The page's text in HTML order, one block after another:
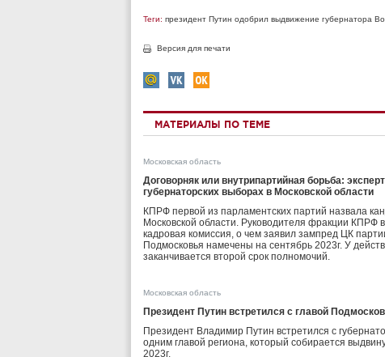
Теги: президент Путин одобрил выдвижение губернатора
Версия для печати
МАТЕРИАЛЫ ПО ТЕМЕ
Московская область
Договорняк или внутрипартийная борьба:
губернаторских выборах в Московской области
КПРФ первой из парламентских партий назвала
Московской области. Руководителя фракции
кадровая комиссия, о чем заявил зампред ЦК
Подмосковья намечены на сентябрь 2023г. У
заканчивается второй срок полномочий.
Московская область
Президент Путин встретился с главой
Президент Владимир Путин встретился с
одним главой региона, который собирается
2023г.